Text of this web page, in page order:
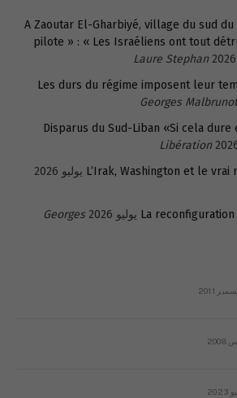
A Zaoutar El-Gharbiyé, village du sud
pilote » : « Les Israéliens ont tout
Laure Stephan
Les durs du régime imposent leur
Georges Malbrunot
Disparus du Sud-Liban «Si cela
Libération
L’Irak, Washington et le vrai
La
Georges